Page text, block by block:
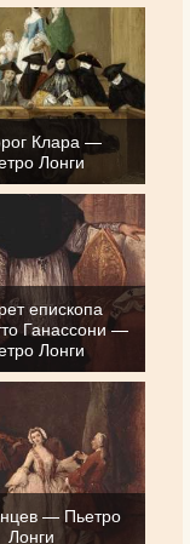
Клара —
Лонги
епископа
Ганассони —
Лонги
— Пьетро
Лонги